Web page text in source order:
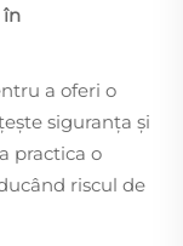
în
a oferi o
siguranța și
practica o
riscul de